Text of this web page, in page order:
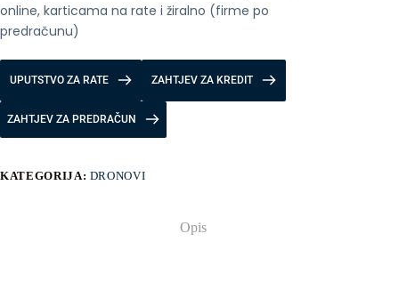
online, karticama na rate i žiralno (firme po
predračunu)
UPUTSTVO ZA RATE ZAHTJEV ZA KREDIT
ZAHTJEV ZA PREDRAČUN
KATEGORIJA: DRONOVI
Opis